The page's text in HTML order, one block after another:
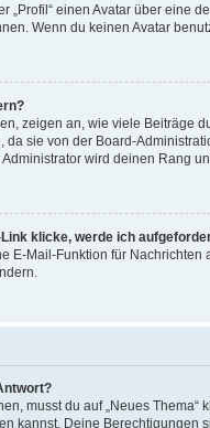
„Profil“ einen Avatar über eine
Wenn du keinen Avatar
zeigen an, wie viele Beiträge
da sie von der Board-
wird deinen Rang
klicke, werde ich
E-Mail-Funktion für
musst du auf „Neues
kannst. Deine Berechtigungen